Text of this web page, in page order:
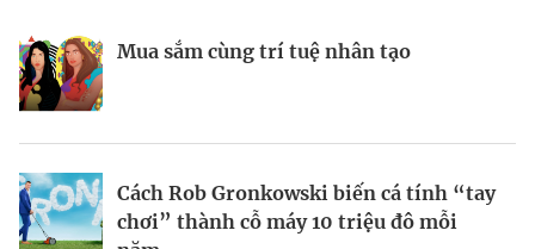
Mua sắm cùng trí tuệ nhân tạo
Cách Rob Gronkowski biến cá tính “tay
chơi” thành cỗ máy 10 triệu đô mỗi
Nhà sáng lập 25 tuổi và tham vọng lật
Thợ săn khoản vay
Kiểm soát bất ổn và bảo vệ sức khỏe
BRANDCONNECT | Brand Contributor
Champagne hàng đầu cho chất riêng